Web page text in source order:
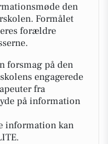
den
Formålet
forældre
forsmag på den
engagerede
fra
på information
information kan